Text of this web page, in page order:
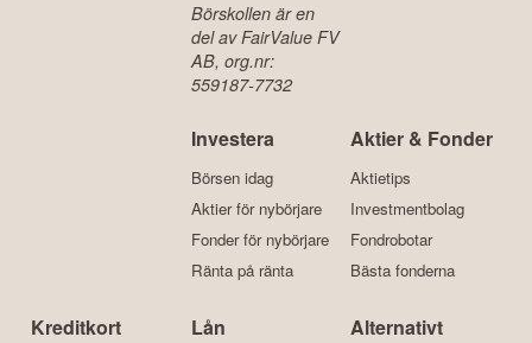
Börskollen är en
del av FairValue FV
AB, org.nr:
559187-7732
Investera
Börsen idag
Aktier för nybörjare
Fonder för nybörjare
Ränta på ränta
Aktier & Fonder
Aktietips
Investmentbolag
Fondrobotar
Bästa fonderna
Kreditkort Lån Alternativt